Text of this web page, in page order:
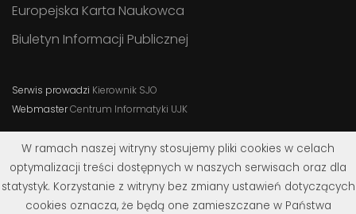
Europejska Karta Naukowca
Biuletyn Informacji Publicznej
Serwis prowadzi Kierownik SJO
WebmasterCentrum Informatyki UJK
W ramach naszej witryny stosujemy pliki cookies w celach
optymalizacji treści dostępnych w naszych serwisach oraz dla
statystyk. Korzystanie z witryny bez zmiany ustawień dotyczących
cookies oznacza, że będą one zamieszczane w Państwa